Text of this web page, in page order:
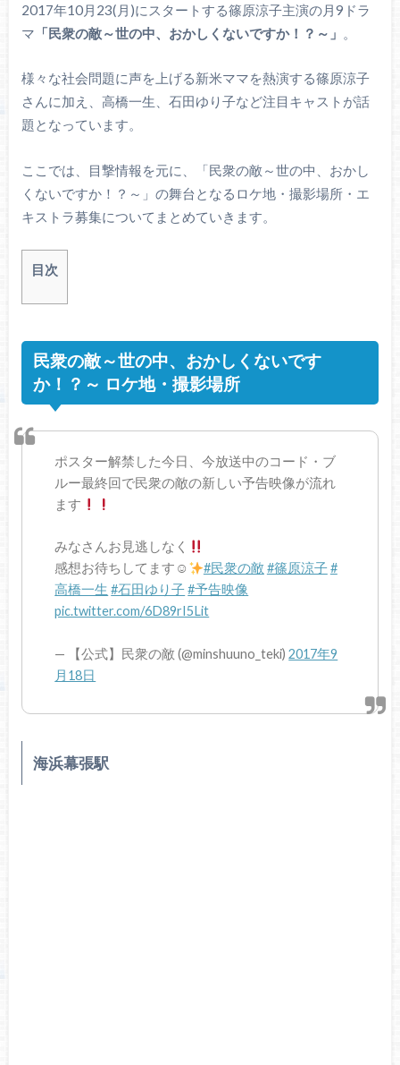
2017年10月23(月)にスタートする篠原涼子主演の月9ドラ
マ 「民衆の敵～世の中、おかしくないですか！？～」 。
様々な社会問題に声を上げる新米ママを熱演する篠原涼子
さんに加え、高橋一生、石田ゆり子など注目キャストが話
題となっています。
ここでは、目撃情報を元に、「民衆の敵～世の中、おかし
くないですか！？～」の舞台となるロケ地・撮影場所・エ
キストラ募集についてまとめていきます。
目次
民衆の敵～世の中、おかしくないです
か！？～ ロケ地・撮影場所
ポスター解禁した今日、今放送中のコード・ブ
ルー最終回で民衆の敵の新しい予告映像が流れ
ます
みなさんお見逃しなく
感想お待ちしてます☺︎
#民衆の敵#篠原涼子#
高橋一生 #石田ゆり子#予告映像
pic.twitter.com/6D89rI5Lit
— 【公式】民衆の敵 (@minshuuno_teki)2017年9
月18日
海浜幕張駅